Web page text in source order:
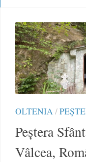
OLTENIA/
Peștera
Vâlcea,